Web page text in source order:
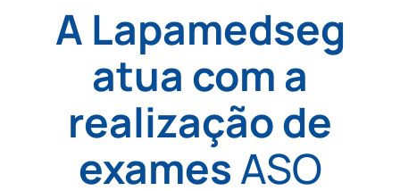
A Lapamedseg
atua com a
realização de
examesASO